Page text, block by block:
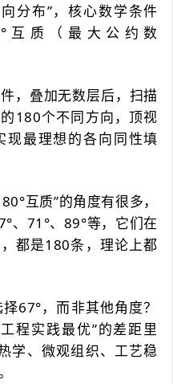
分布”，核心数学条件
互质（最大公约数
，叠加无数层后，扫描
180个不同方向，顶视
现最理想的各向同性填
互质”的角度有很多，
、71°、89°等，它们在
都是180条，理论上都
67°，而非其他角度？
程实践最优”的差距里
、微观组织、工艺稳